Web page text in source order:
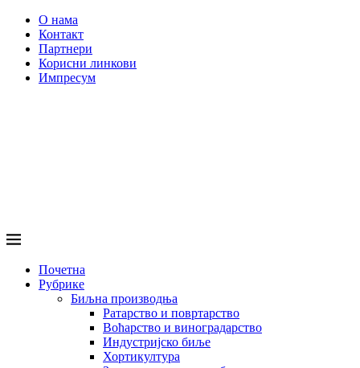
О нама
Контакт
Партнери
Корисни линкови
Импресум
Почетна
Рубрике
Биљна производња
Ратарство и повртарство
Воћарство и виноградарство
Индустријско биље
Хортикултура